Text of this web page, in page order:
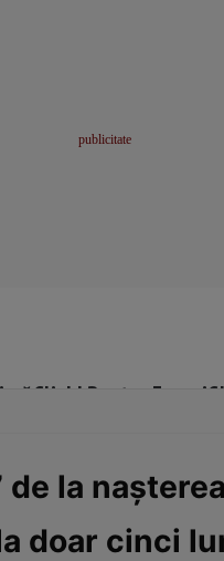
Click! Pentru Femei
la
doar cinci